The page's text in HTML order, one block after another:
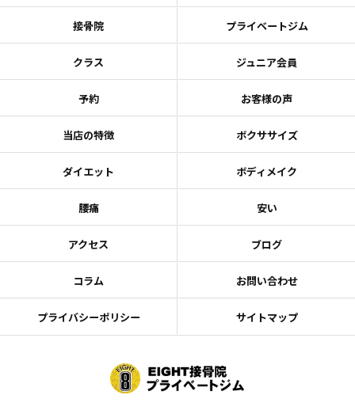
接骨院 プライベートジム
クラス ジュニア会員
予約 お客様の声
当店の特徴 ボクササイズ
ダイエット ボディメイク
腰痛 安い
アクセス ブログ
コラム お問い合わせ
プライバシーポリシー サイトマップ